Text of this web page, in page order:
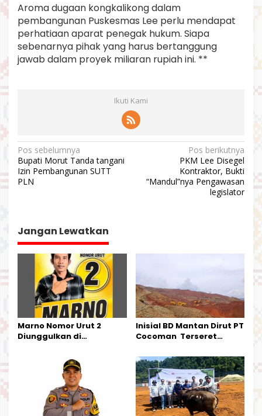
Aroma dugaan kongkalikong dalam
pembangunan Puskesmas Lee perlu mendapat
perhatiaan aparat penegak hukum. Siapa
sebenarnya pihak yang harus bertanggung
jawab dalam proyek miliaran rupiah ini. **
Ikuti Kami
N
a
v
a
s
s
Pos sebelumnya
Bupati Morut Tanda tangani
Izin Pembangunan SUTT
PLN
Pos berikutnya
PKM Lee Disegel
Kontraktor, Bukti
“Mandul”nya Pengawasan
legislator
Jangan Lewatkan
Marno Nomor Urut 2
Diunggulkan di
Kesederhanaannya Jadi
Harapan Warga
Inisial BD Mantan Dirut PT
Cocoman Terseret
Tata Kelola Tambang
Kalimantan Barat